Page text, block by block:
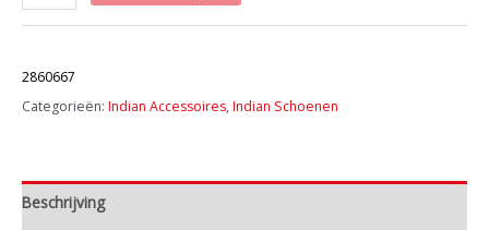
BRYANT
zwart
aantal
2860667
Categorieën: Indian Accessoires,Indian Schoenen
Beschrijving